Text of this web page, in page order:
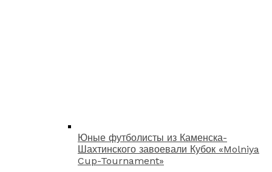
Юные футболисты из Каменска-
Шахтинского завоевали Кубок «Molniya
Cup-Tournament»